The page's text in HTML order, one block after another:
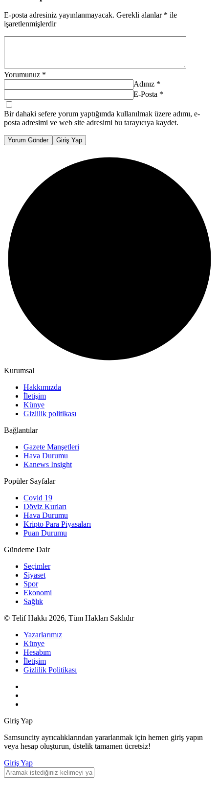
E-posta adresiniz yayınlanmayacak. Gerekli alanlar * ile
işaretlenmişlerdir
Yorumunuz *
Adınız *
E-Posta *
Bir dahaki sefere yorum yaptığımda kullanılmak üzere adımı, e-
posta adresimi ve web site adresimi bu tarayıcıya kaydet.
Yorum Gönder Giriş Yap
Kurumsal
Hakkımızda
İletişim
Künye
Gizlilik politikası
Bağlantılar
Gazete Manşetleri
Hava Durumu
Kanews Insight
Popüler Sayfalar
Covid 19
Döviz Kurları
Hava Durumu
Kripto Para Piyasaları
Puan Durumu
Gündeme Dair
Seçimler
Siyaset
Spor
Ekonomi
Sağlık
© Telif Hakkı 2026, Tüm Hakları Saklıdır
Yazarlarımız
Künye
Hesabım
İletişim
Gizlilik Politikası
Giriş Yap
Samsuncity ayrıcalıklarından yararlanmak için hemen giriş yapın
veya hesap oluşturun, üstelik tamamen ücretsiz!
Giriş Yap